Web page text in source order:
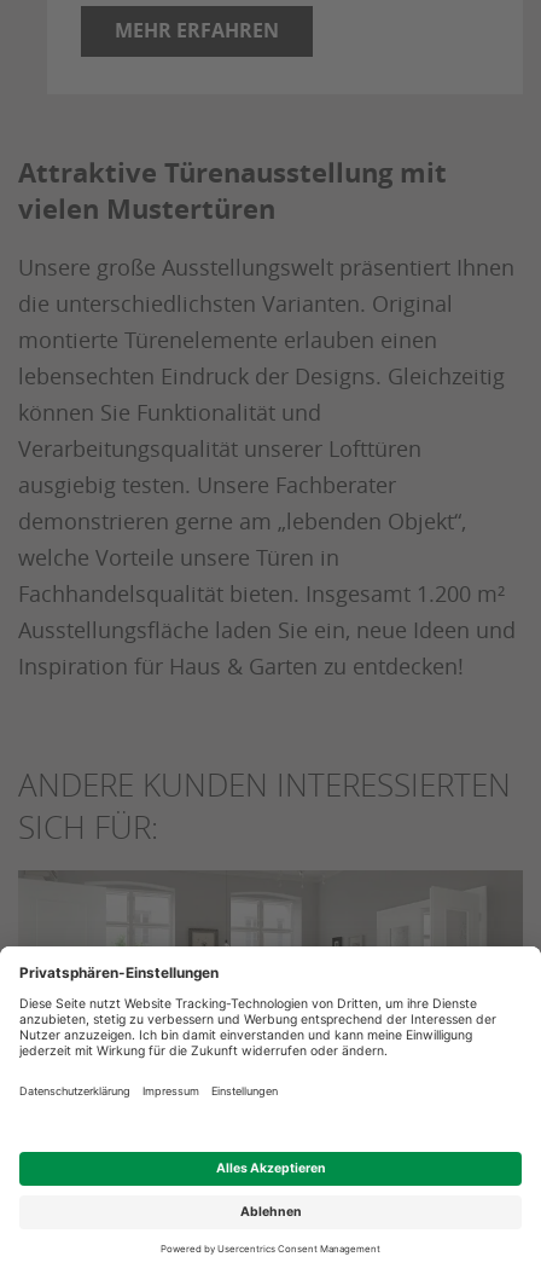
MEHR ERFAHREN
Attraktive Türenausstellung mit
vielen Mustertüren
Unsere große Ausstellungswelt präsentiert Ihnen
die unterschiedlichsten Varianten. Original
montierte Türenelemente erlauben einen
lebensechten Eindruck der Designs. Gleichzeitig
können Sie Funktionalität und
Verarbeitungsqualität unserer Lofttüren
ausgiebig testen. Unsere Fachberater
demonstrieren gerne am „lebenden Objekt“,
welche Vorteile unsere Türen in
Fachhandelsqualität bieten. Insgesamt 1.200 m²
Ausstellungsfläche laden Sie ein, neue Ideen und
Inspiration für Haus & Garten zu entdecken!
ANDERE KUNDEN INTERESSIERTEN
SICH FÜR:
Innentüren